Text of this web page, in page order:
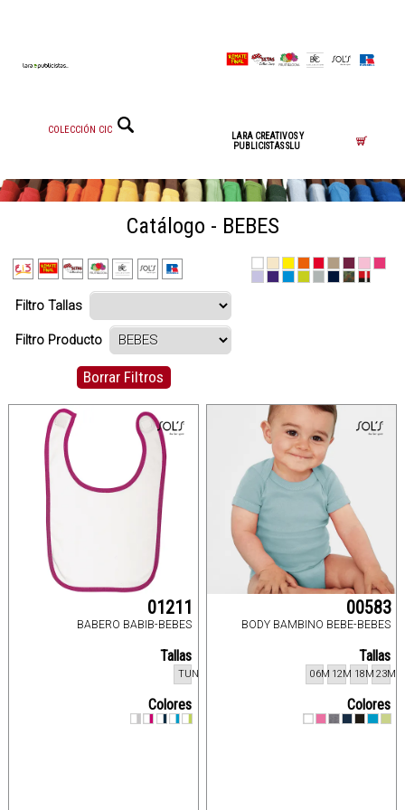
COLECCIÓN CIC
LARA CREATIVOS Y
PUBLICISTAS SLU
Catálogo - BEBES
Filtro Tallas
Filtro Producto
Borrar Filtros
01211
BABERO BABIB-BEBES
Tallas
TUN
Colores
00583
BODY BAMBINO BEBE-BEBES
Tallas
23M
18M
12M
06M
Colores